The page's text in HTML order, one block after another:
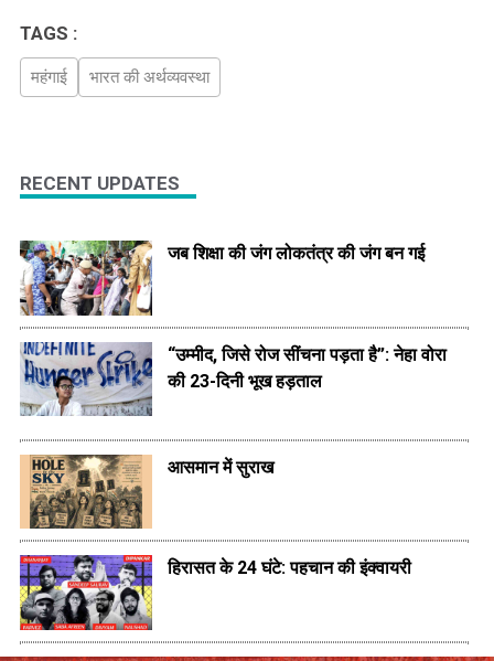
TAGS :
महंगाई भारत की अर्थव्यवस्था
RECENT UPDATES
जब शिक्षा की जंग लोकतंत्र की जंग बन गई
“उम्मीद, जिसे रोज सींचना पड़ता है”: नेहा वोरा
की 23-दिनी भूख हड़ताल
आसमान में सुराख
हिरासत के 24 घंटे: पहचान की इंक्वायरी